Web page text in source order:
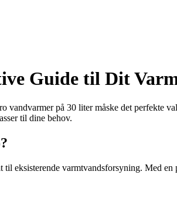
Guide til Dit
på 30 liter måske det perfekte
til dine behov.
eksisterende varmtvandsforsyning. Med